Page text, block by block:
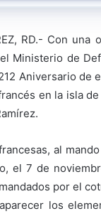
RD.- Con
Ministerio de
Aniversario de
en la isla
al
el 7 de
por el
los